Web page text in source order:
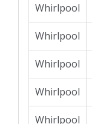
Whirlpool
Whirlpool
Whirlpool
Whirlpool
Whirlpool